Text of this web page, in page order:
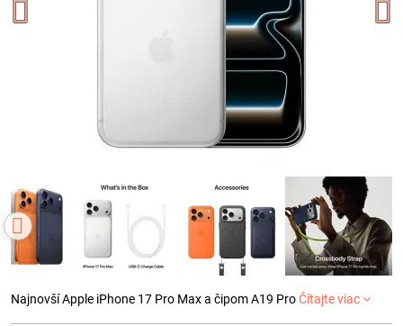
Najnovší Apple iPhone 17 Pro Max a čipom A19 ProČítajte viac